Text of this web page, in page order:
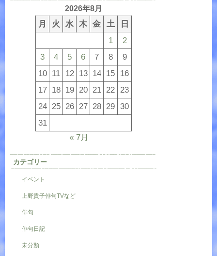
2026年8月
月 火 水 木 金 土
日
1
2
3
4 5 6 7 8
9
10 11 12 13 14 15 16
17 18 19 20 21 22 23
24 25 26 27 28 29 30
31
« 7月
カテゴリー
イベント
上野貴子俳句TVなど
俳句
俳句日記
未分類